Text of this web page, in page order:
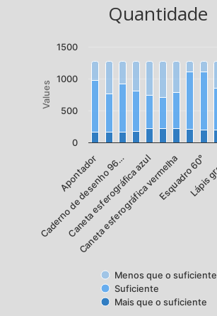
Quantidade
Values
Menos que o suficiente
Suficiente
Mais que o suficiente
Apontador
Caderno de desenho 96…
Caneta esferográfica azul
Caneta esferográfica vermelhaEsquadro 60°
0
500
1000
1500